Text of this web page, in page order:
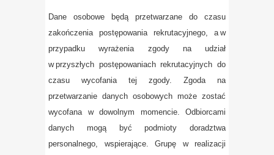
Dane osobowe będą przetwarzane do czasu
zakończenia postępowania rekrutacyjnego, a w
przypadku wyrażenia zgody na udział
w przyszłych postępowaniach rekrutacyjnych do
czasu wycofania tej zgody. Zgoda na
przetwarzanie danych osobowych może zostać
wycofana w dowolnym momencie. Odbiorcami
danych mogą być podmioty doradztwa
personalnego, wspierające. Grupę w realizacji